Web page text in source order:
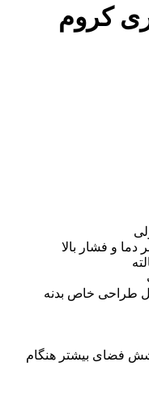
کروم
دما و فشار بالا
طراحی خاص بدنه
فضای بیشتر هنگام